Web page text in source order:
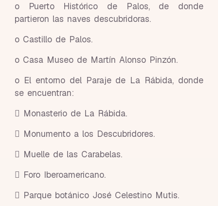
o Puerto Histórico de Palos, de donde
partieron las naves descubridoras.
o Castillo de Palos.
o Casa Museo de Martín Alonso Pinzón.
o El entorno del Paraje de La Rábida, donde
se encuentran:
 Monasterio de La Rábida.
 Monumento a los Descubridores.
 Muelle de las Carabelas.
 Foro Iberoamericano.
 Parque botánico José Celestino Mutis.